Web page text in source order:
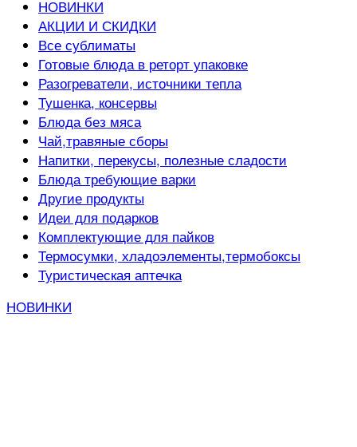
НОВИНКИ
АКЦИИ И СКИДКИ
Все сублиматы
Готовые блюда в реторт упаковке
Разогреватели, источники тепла
Тушенка, консервы
Блюда без мяса
Чай,травяные сборы
Напитки, перекусы, полезные сладости
Блюда требующие варки
Другие продукты
Идеи для подарков
Комплектующие для пайков
Термосумки, хладоэлементы,термобоксы
Туристическая аптечка
НОВИНКИ